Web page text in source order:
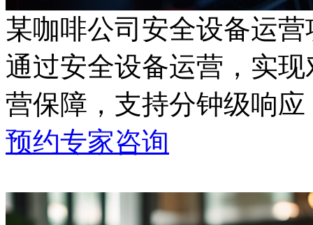
某咖啡公司安全设备运营
通过安全设备运营，
营保障，支持分钟级响应
预约专家咨询